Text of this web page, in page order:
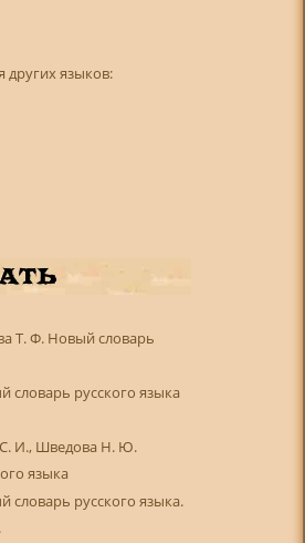
других языков:
Т. Ф. Новый словарь
словарь русского языка
И., Шведова Н. Ю.
языка
словарь русского языка.